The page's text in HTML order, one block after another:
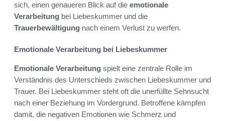
sich, einen genaueren Blick auf die emotionale
Verarbeitung bei Liebeskummer und die
Trauerbewältigung nach einem Verlust zu werfen.
Emotionale Verarbeitung bei Liebeskummer
Emotionale Verarbeitung spielt eine zentrale Rolle im
Verständnis des Unterschieds zwischen Liebeskummer und
Trauer. Bei Liebeskummer steht oft die unerfüllte Sehnsucht
nach einer Beziehung im Vordergrund. Betroffene kämpfen
damit, die negativen Emotionen wie Schmerz und